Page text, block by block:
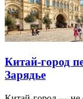
Китай-город
Зарядье